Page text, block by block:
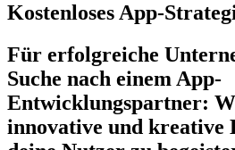
Kostenloses App-
Für erfolgreiche
Suche nach einem App-
Entwicklungspartner:
innovative und kreative